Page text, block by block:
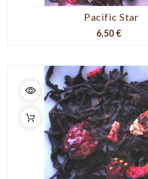
Pacific Star
Prix
6,50 €